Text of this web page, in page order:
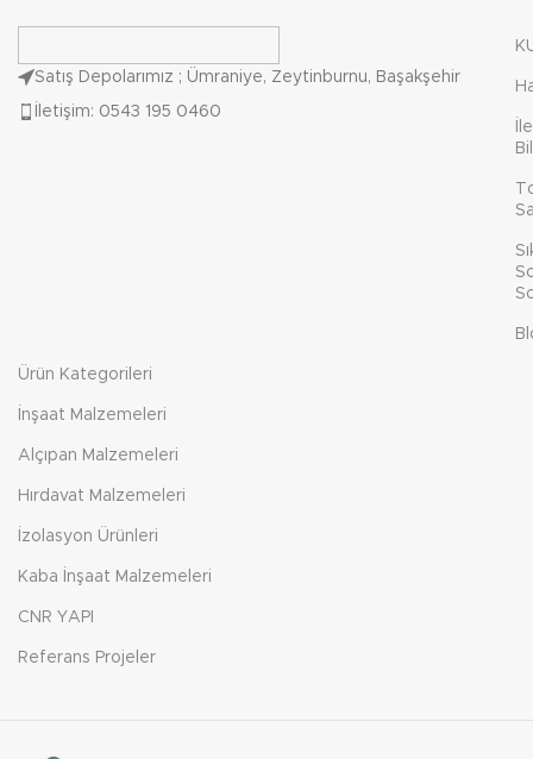
Satış Depolarımız ; Ümraniye, Zeytinburnu, Başakşehir
İletişim: 0543 195 0460
Ürün Kategorileri
İnşaat Malzemeleri
Alçıpan Malzemeleri
Hırdavat Malzemeleri
İzolasyon Ürünleri
Kaba İnşaat Malzemeleri
CNR YAPI
Referans Projeler